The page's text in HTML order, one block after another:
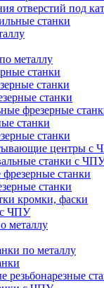
отверстий под
станки
металлу
станки
станки
станки
фрезерные
станки
станки
центры с
станки с
станки
станки
кромки, фаски
с ЧПУ
металлу
по металлу